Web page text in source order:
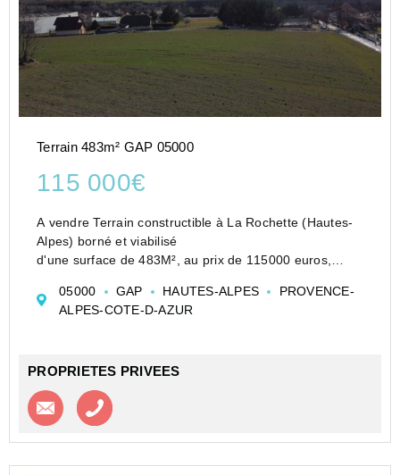
Terrain 483m² GAP 05000
115 000€
A vendre Terrain constructible à La Rochette (Hautes-
Alpes) borné et viabilisé
d'une surface de 483M², au prix de 115000 euros,
Situé au lieu-dit " Rauffe", au sein d'un lotissement
récent de 26 lots, ce...
05000 GAP HAUTES-ALPES
PROVENCE-
ALPES-COTE-D-AZUR
PROPRIETES PRIVEES
Contacter l'agence